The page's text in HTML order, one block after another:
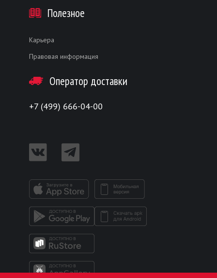
Полезное
Карьера
Правовая информация
Оператор доставки
+7 (499) 666-04-00